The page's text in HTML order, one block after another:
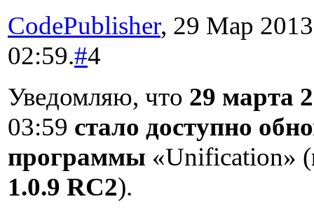
CodePublisher, 29 Мар
02:59.#4
Уведомляю, что 29 марта
03:59 стало доступно
программы «Unification» (
1.0.9 RC2).